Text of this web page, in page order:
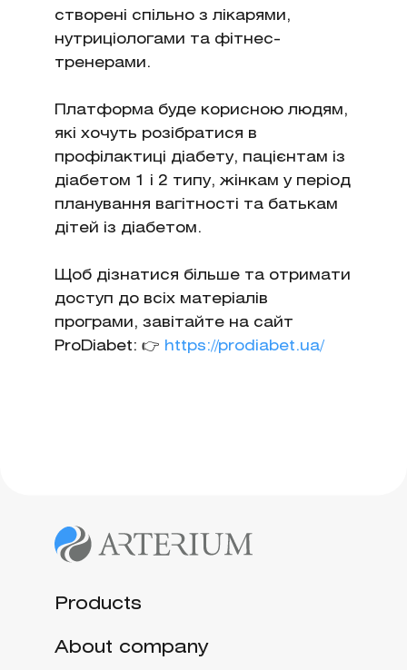
створені спільно з лікарями,
нутриціологами та фітнес-
тренерами.
Платформа буде корисною людям,
які хочуть розібратися в
профілактиці діабету, пацієнтам із
діабетом 1 і 2 типу, жінкам у період
планування вагітності та батькам
дітей із діабетом.
Щоб дізнатися більше та отримати
доступ до всіх матеріалів
програми, завітайте на сайт
ProDiabet: 👉 https://prodiabet.ua/
Products
About company